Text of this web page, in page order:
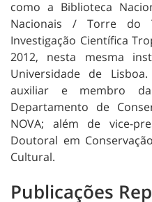
como a Biblioteca
Nacionais / Torre
Investigação Científica
2012, nesta mesma
Universidade de
auxiliar e membro
Departamento de
NOVA; além de vice-
Doutoral em
Cultural.
Publicações